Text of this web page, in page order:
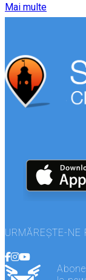
Mai multe
URMĂREȘTE-NE